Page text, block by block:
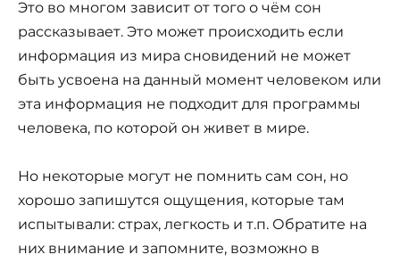
Это во многом зависит от того о чём сон
рассказывает. Это может происходить если
информация из мира сновидений не может
быть усвоена на данный момент человеком или
эта информация не подходит для программы
человека, по которой он живет в мире.
Но некоторые могут не помнить сам сон, но
хорошо запишутся ощущения, которые там
испытывали: страх, легкость и т.п. Обратите на
них внимание и запомните, возможно в